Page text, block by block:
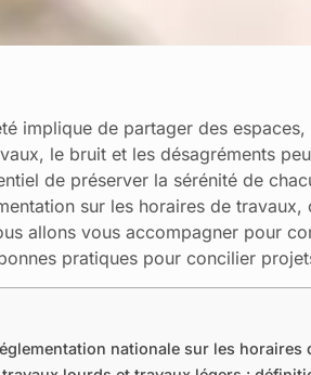
implique de partager des
le bruit et les désagréments
de préserver la sérénité de
sur les horaires de
allons vous accompagner pour
pratiques pour concilier
nationale sur les horaires